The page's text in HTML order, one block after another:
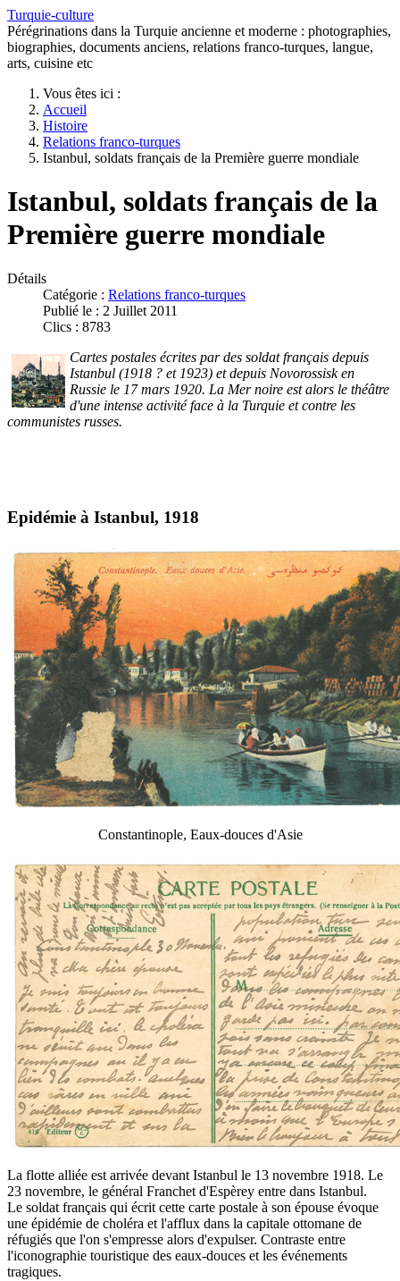
Turquie-culture
Pérégrinations dans la Turquie ancienne et moderne : photographies,
biographies, documents anciens, relations franco-turques, langue,
arts, cuisine etc
Vous êtes ici :
Accueil
Histoire
Relations franco-turques
Istanbul, soldats français de la Première guerre mondiale
Istanbul, soldats français de la
Première guerre mondiale
Détails
Catégorie : Relations franco-turques
Publié le : 2 Juillet 2011
Clics : 8783
Cartes postales écrites par des soldat français depuis
Istanbul (1918 ? et 1923) et depuis Novorossisk en
Russie le 17 mars 1920. La Mer noire est alors le théâtre
d'une intense activité face à la Turquie et contre les
communistes russes.
Epidémie à Istanbul, 1918
Constantinople, Eaux-douces d'Asie
La flotte alliée est arrivée devant Istanbul le 13 novembre 1918. Le
23 novembre, le général Franchet d'Espèrey entre dans Istanbul.
Le soldat français qui écrit cette carte postale à son épouse évoque
une épidémie de choléra et l'afflux dans la capitale ottomane de
réfugiés que l'on s'empresse alors d'expulser. Contraste entre
l'iconographie touristique des eaux-douces et les événements
tragiques.